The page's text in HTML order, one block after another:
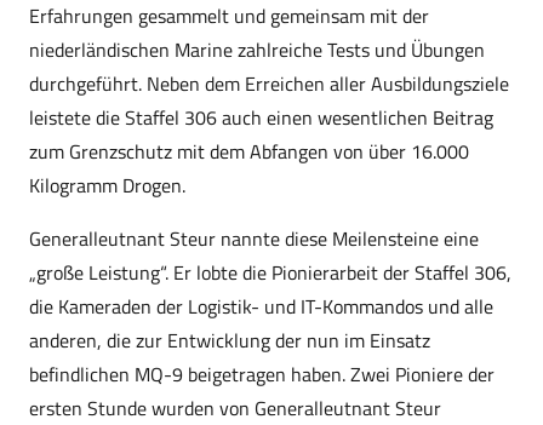
Erfahrungen gesammelt und gemeinsam mit der
niederländischen Marine zahlreiche Tests und Übungen
durchgeführt. Neben dem Erreichen aller Ausbildungsziele
leistete die Staffel 306 auch einen wesentlichen Beitrag
zum Grenzschutz mit dem Abfangen von über 16.000
Kilogramm Drogen.
Generalleutnant Steur nannte diese Meilensteine eine
„große Leistung“. Er lobte die Pionierarbeit der Staffel 306,
die Kameraden der Logistik- und IT-Kommandos und alle
anderen, die zur Entwicklung der nun im Einsatz
befindlichen MQ-9 beigetragen haben. Zwei Pioniere der
ersten Stunde wurden von Generalleutnant Steur